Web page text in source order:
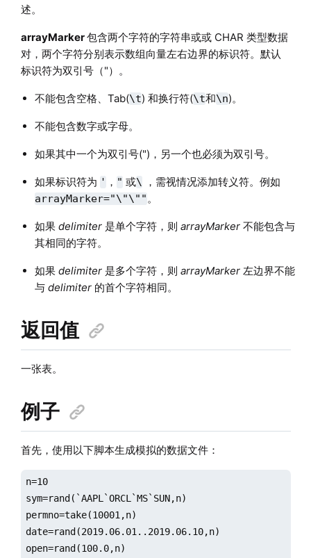
述。
arrayMarker包含两个字符的字符串或或 CHAR 类型数据
对，两个字符分别表示数组向量左右边界的标识符。默认
标识符为双引号（"）。
不能包含空格、Tab(\t) 和换行符(\t和\n)。
不能包含数字或字母。
如果其中一个为双引号(")，另一个也必须为双引号。
如果标识符为 ' ， " 或\ ，需视情况添加转义符。例如
arrayMarker="\"\"" 。
如果 delimiter 是单个字符，则 arrayMarker 不能包含与
其相同的字符。
如果 delimiter 是多个字符，则 arrayMarker左边界不能
与 delimiter 的首个字符相同。
返回值
一张表。
例子
首先，使用以下脚本生成模拟的数据文件：
n=10
sym=rand(`AAPL`ORCL`MS`SUN,n)
permno=take(10001,n)
date=rand(2019.06.01..2019.06.10,n)
open=rand(100.0,n)